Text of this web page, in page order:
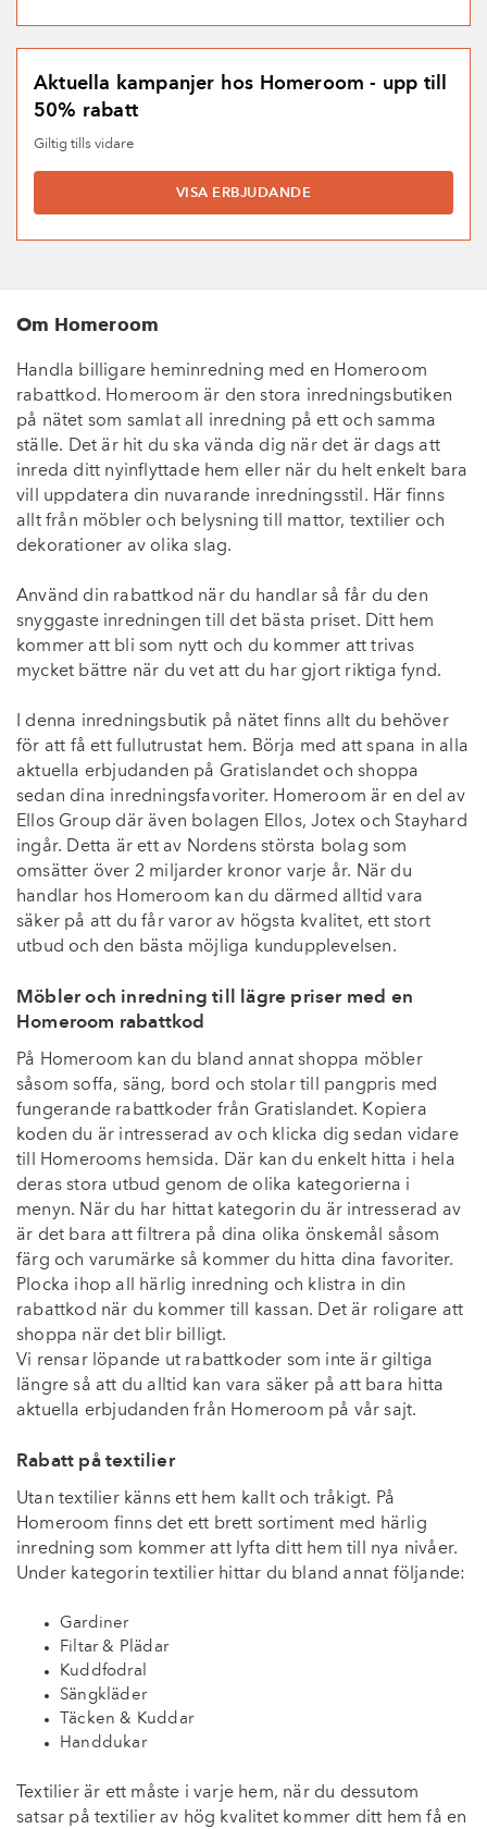
Aktuella kampanjer hos Homeroom - upp till
50% rabatt
Giltig tills vidare
VISA ERBJUDANDE
Om Homeroom
Handla billigare heminredning med en Homeroom
rabattkod. Homeroom är den stora inredningsbutiken
på nätet som samlat all inredning på ett och samma
ställe. Det är hit du ska vända dig när det är dags att
inreda ditt nyinflyttade hem eller när du helt enkelt bara
vill uppdatera din nuvarande inredningsstil. Här finns
allt från möbler och belysning till mattor, textilier och
dekorationer av olika slag.
Använd din rabattkod när du handlar så får du den
snyggaste inredningen till det bästa priset. Ditt hem
kommer att bli som nytt och du kommer att trivas
mycket bättre när du vet att du har gjort riktiga fynd.
I denna inredningsbutik på nätet finns allt du behöver
för att få ett fullutrustat hem. Börja med att spana in alla
aktuella erbjudanden på Gratislandet och shoppa
sedan dina inredningsfavoriter. Homeroom är en del av
Ellos Group där även bolagen Ellos, Jotex och Stayhard
ingår. Detta är ett av Nordens största bolag som
omsätter över 2 miljarder kronor varje år. När du
handlar hos Homeroom kan du därmed alltid vara
säker på att du får varor av högsta kvalitet, ett stort
utbud och den bästa möjliga kundupplevelsen.
Möbler och inredning till lägre priser med en
Homeroom rabattkod
På Homeroom kan du bland annat shoppa möbler
såsom soffa, säng, bord och stolar till pangpris med
fungerande rabattkoder från Gratislandet. Kopiera
koden du är intresserad av och klicka dig sedan vidare
till Homerooms hemsida. Där kan du enkelt hitta i hela
deras stora utbud genom de olika kategorierna i
menyn. När du har hittat kategorin du är intresserad av
är det bara att filtrera på dina olika önskemål såsom
färg och varumärke så kommer du hitta dina favoriter.
Plocka ihop all härlig inredning och klistra in din
rabattkod när du kommer till kassan. Det är roligare att
shoppa när det blir billigt.
Vi rensar löpande ut rabattkoder som inte är giltiga
längre så att du alltid kan vara säker på att bara hitta
aktuella erbjudanden från Homeroom på vår sajt.
Rabatt på textilier
Utan textilier känns ett hem kallt och tråkigt. På
Homeroom finns det ett brett sortiment med härlig
inredning som kommer att lyfta ditt hem till nya nivåer.
Under kategorin textilier hittar du bland annat följande:
Gardiner
Filtar & Plädar
Kuddfodral
Sängkläder
Täcken & Kuddar
Handdukar
Textilier är ett måste i varje hem, när du dessutom
satsar på textilier av hög kvalitet kommer ditt hem få en